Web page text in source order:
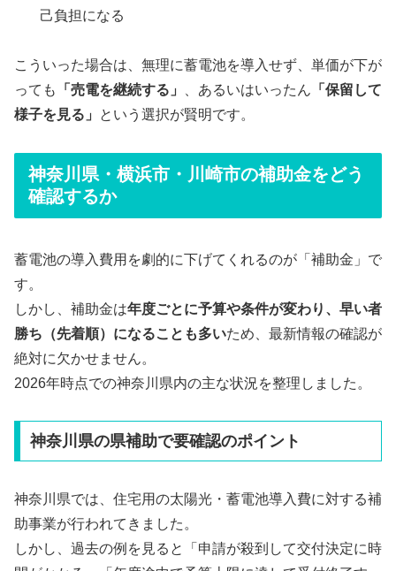
己負担になる
こういった場合は、無理に蓄電池を導入せず、単価が下が
っても
「売電を継続する」 、あるいはいったん 「保留して
様子を見る」
という選択が賢明です。
神奈川県・横浜市・川崎市の補助金をどう
確認するか
蓄電池の導入費用を劇的に下げてくれるのが「補助金」で
す。
しかし、補助金は年度ごとに予算や条件が変わり、早い者
勝ち（先着順）になることも多いため、最新情報の確認が
絶対に欠かせません。
2026年時点での神奈川県内の主な状況を整理しました。
神奈川県の県補助で要確認のポイント
神奈川県では、住宅用の太陽光・蓄電池導入費に対する補
助事業が行われてきました。
しかし、過去の例を見ると「申請が殺到して交付決定に時